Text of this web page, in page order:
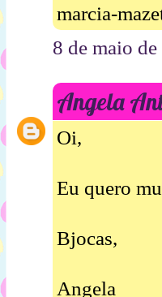
marcia-
8 de maio
Angela
Oi,
Eu quero
Bjocas,
Angela